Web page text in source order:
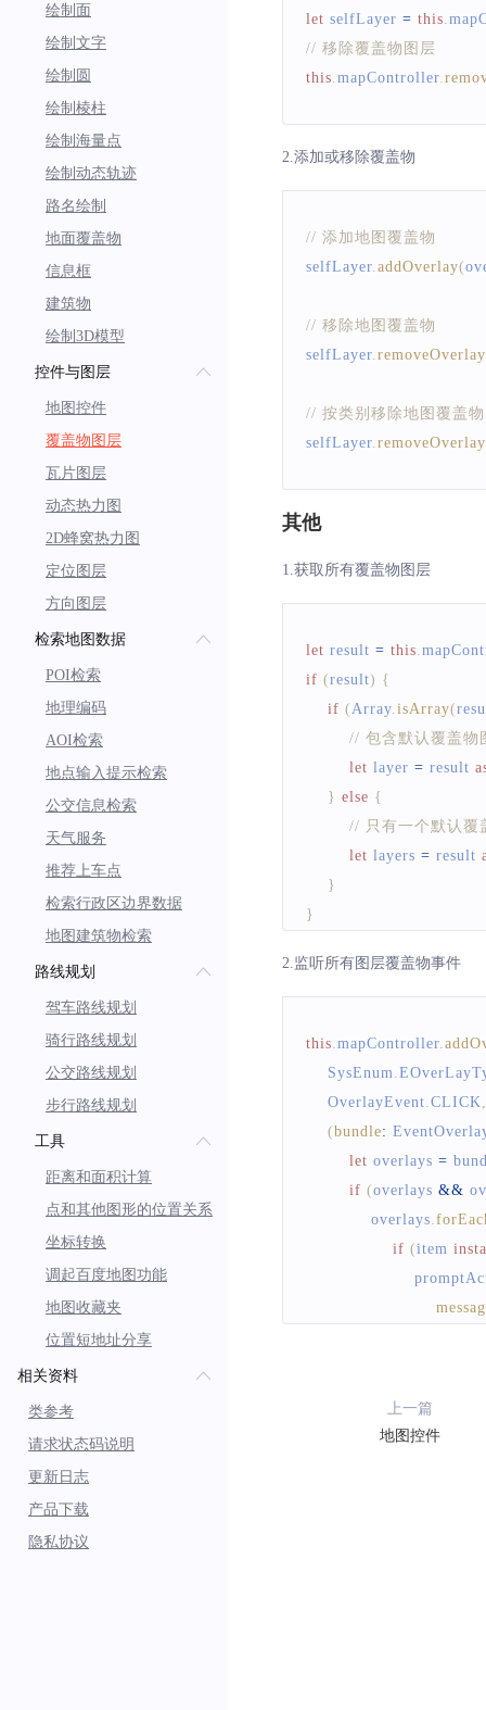
绘制面
绘制文字
绘制圆
绘制棱柱
绘制海量点
绘制动态轨迹
路名绘制
地面覆盖物
信息框
建筑物
绘制3D模型
控件与图层
地图控件
覆盖物图层
瓦片图层
动态热力图
2D蜂窝热力图
定位图层
方向图层
检索地图数据
POI检索
地理编码
AOI检索
地点输入提示检索
公交信息检索
天气服务
推荐上车点
检索行政区边界数据
地图建筑物检索
路线规划
驾车路线规划
骑行路线规划
公交路线规划
步行路线规划
工具
距离和面积计算
点和其他图形的位置关系
坐标转换
调起百度地图功能
地图收藏夹
位置短地址分享
相关资料
类参考
请求状态码说明
更新日志
产品下载
隐私协议
let selfLayer = this
// 移除覆盖物图层
this mapController
2.添加或移除覆盖物
// 添加地图覆盖物
selfLayer addOverlay(
// 移除地图覆盖物
selfLayer removeOverlay
// 按类别移除地图覆盖物
selfLayer
其他
1.获取所有覆盖物图层
let result = this
if (result) {
if ( Array isArray(
// 包含默认覆盖物
let layer = result
} else {
// 只有一个默认覆
let layers = result
}
}
2.监听所有图层覆盖物事件
this mapController
SysEnum
OverlayEvent CLICK
(bundle:
let overlays =
if (overlays &&
            overlays
if (item
) ;
上一篇
地图控件